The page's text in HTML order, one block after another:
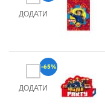
ДОДАТИ
ДОДАТИ
-65%